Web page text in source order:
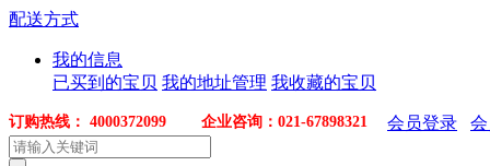
配送方式
我的信息
已买到的宝贝 我的地址管理 我收藏的宝贝
订购热线： 4000372099 企业咨询：021-67898321 会员登录